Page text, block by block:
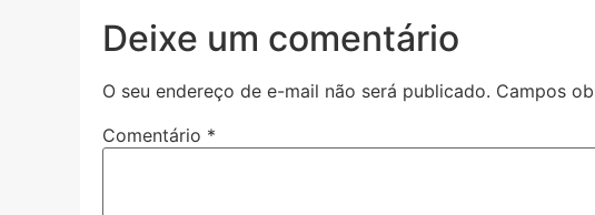
Deixe um comentário
O seu endereço de e-mail não será publicado. Campos
Comentário *